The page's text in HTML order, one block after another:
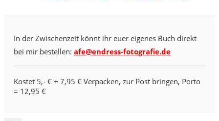
In der Zwischenzeit könnt ihr euer eigenes Buch direkt
bei mir bestellen: afe@endress-fotografie.de
Kostet 5,- € + 7,95 € Verpacken, zur Post bringen, Porto
= 12,95 €